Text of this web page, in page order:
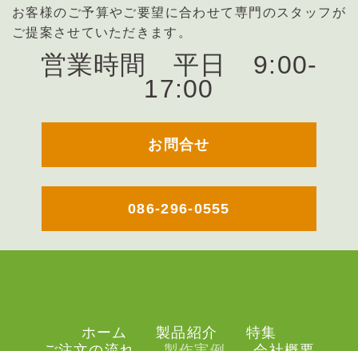
お客様のご予算やご要望に合わせて専門のスタッフが
ご提案させていただきます。
営業時間 平日 9:00-
17:00
お問合せ
086-296-0555
ホーム 製品紹介
特集